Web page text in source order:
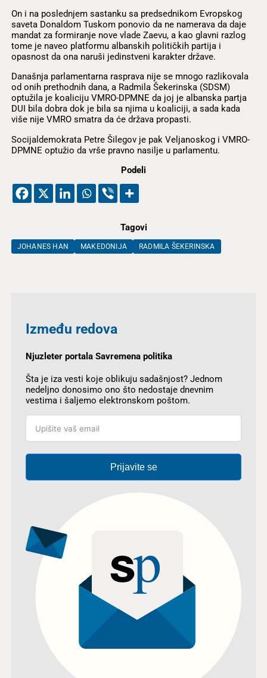
On i na poslednjem sastanku sa predsednikom Evropskog
saveta Donaldom Tuskom ponovio da ne namerava da daje
mandat za formiranje nove vlade Zaevu, a kao glavni razlog
tome je naveo platformu albanskih političkih partija i
opasnost da ona naruši jedinstveni karakter države.
Današnja parlamentarna rasprava nije se mnogo razlikovala
od onih prethodnih dana, a Radmila Šekerinska (SDSM)
optužila je koaliciju VMRO-DPMNE da joj je albanska partja
DUI bila dobra dok je bila sa njima u koaliciji, a sada kada
više nije VMRO smatra da će država propasti.
Socijaldemokrata Petre Šilegov je pak Veljanoskog i VMRO-
DPMNE optužio da vrše pravno nasilje u parlamentu.
Podeli
Tagovi
JOHANES HAN MAKEDONIJA RADMILA ŠEKERINSKA
Između redova
Njuzleter portala Savremena politika
Šta je iza vesti koje oblikuju sadašnjost? Jednom
nedeljno donosimo ono što nedostaje dnevnim
vestima i šaljemo elektronskom poštom.
Prijavite se